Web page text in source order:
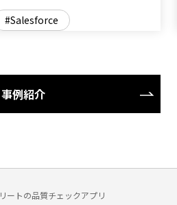
ートの品質チェックアプリ
Salesforce
事例紹介